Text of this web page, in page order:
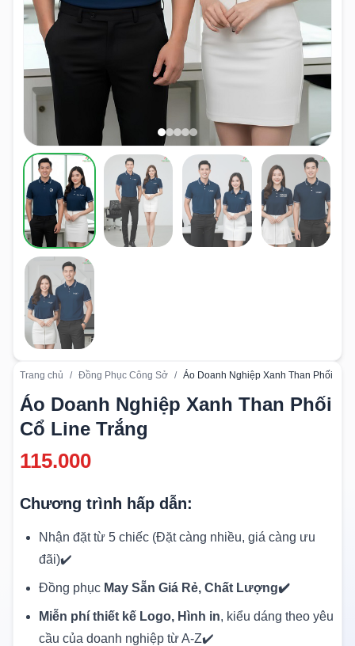
Trang chủ / Đồng Phục Công Sở / Áo Doanh Nghiệp Xanh Than Phối Cổ
Áo Doanh Nghiệp Xanh Than Phối
Cổ Line Trắng
115.000
Chương trình hấp dẫn:
Nhận đặt từ 5 chiếc (Đặt càng nhiều, giá càng ưu
đãi)✔️
Đồng phục May Sẵn Giá Rẻ, Chất Lượng✔️
Miễn phí thiết kế Logo, Hình in, kiểu dáng theo yêu
cầu của doanh nghiệp từ A-Z✔️